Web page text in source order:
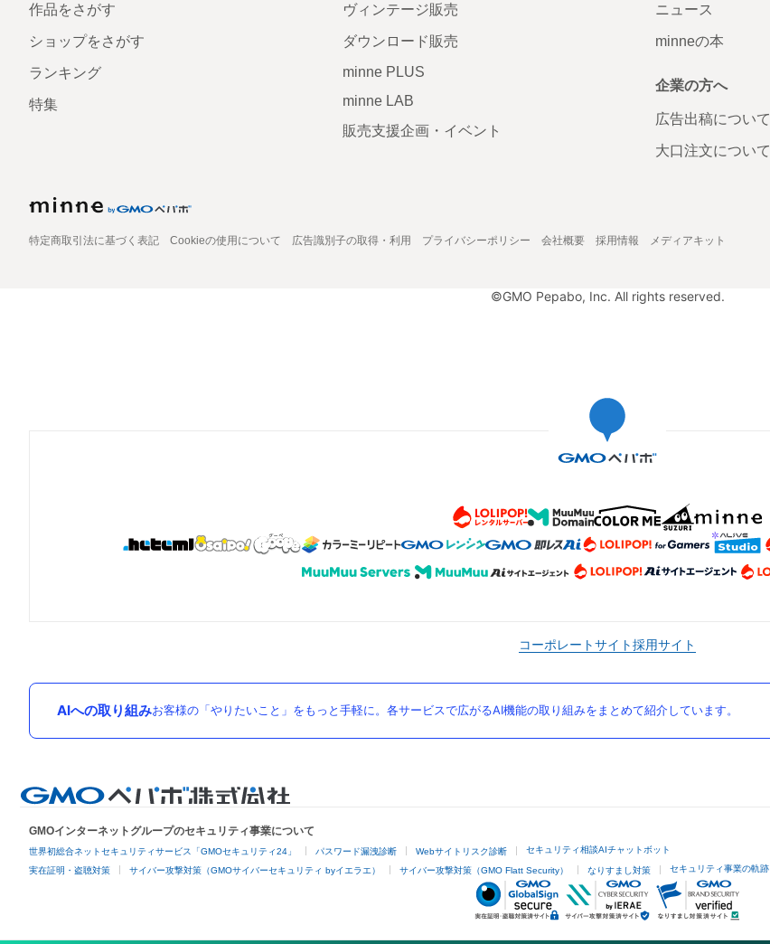
作品をさがす
ショップをさがす
ランキング
特集
ヴィンテージ販売
ダウンロード販売
minne PLUS
minne LAB
販売支援企画・イベント
ニュース
minneの本
企業の方へ
広告出稿について
大口注文について
特定商取引法に基づく表記 Cookieの使用について 広告識別子の取得・利用 プライバシーポリシー 会社概要 採用情報 メディアキット
©GMO Pepabo, Inc. All rights reserved.
コーポレートサイト採用サイト
AIへの取り組みお客様の「やりたいこと」をもっと手軽に。各サービスで広がるAI機能の取り組みをまとめて紹介しています。
GMOインターネットグループのセキュリティ事業について
世界初総合ネットセキュリティサービス「GMOセキュリティ24」 パスワード漏洩診断 Webサイトリスク診断 セキュリティ相談AIチャットボット
実在証明・盗聴対策 サイバー攻撃対策（GMOサイバーセキュリティ byイエラエ） サイバー攻撃対策（GMO Flatt Security） なりすまし対策 セキュリティ事業の軌跡